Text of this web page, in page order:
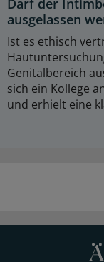
Darf der
ausgelassen
Ist es ethisch
Genitalbereich
sich ein Kollege
und erhielt eine